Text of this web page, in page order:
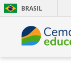
BRASIL